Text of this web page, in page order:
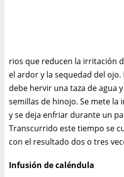
rios que reducen la irritación
el ardor y la sequedad del
debe hervir una taza de agua
semillas de hinojo. Se mete la
y se deja enfriar durante un
Transcurrido este tiempo se
con el resultado dos o tres
Infusión de caléndula